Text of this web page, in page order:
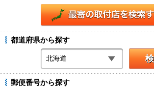
都道府県から探す
郵便番号から探す